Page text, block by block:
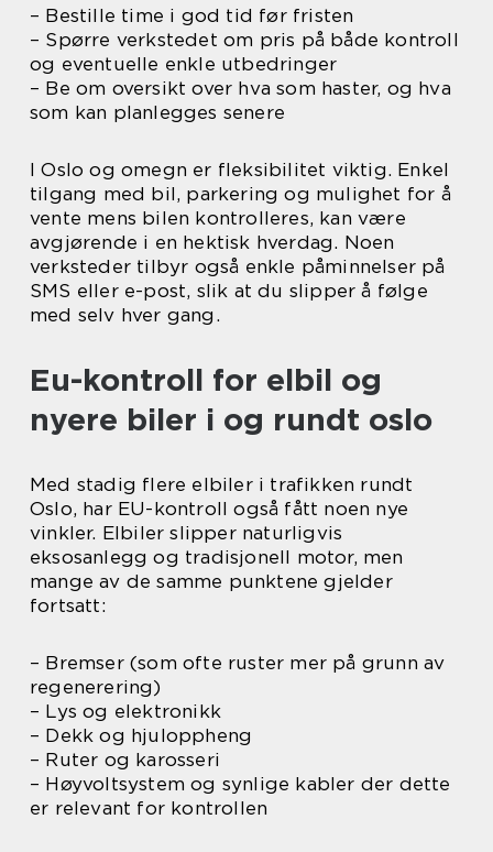
– Bestille time i god tid før fristen
– Spørre verkstedet om pris på både kontroll
og eventuelle enkle utbedringer
– Be om oversikt over hva som haster, og hva
som kan planlegges senere
I Oslo og omegn er fleksibilitet viktig. Enkel
tilgang med bil, parkering og mulighet for å
vente mens bilen kontrolleres, kan være
avgjørende i en hektisk hverdag. Noen
verksteder tilbyr også enkle påminnelser på
SMS eller e-post, slik at du slipper å følge
med selv hver gang.
Eu-kontroll for elbil og
nyere biler i og rundt oslo
Med stadig flere elbiler i trafikken rundt
Oslo, har EU-kontroll også fått noen nye
vinkler. Elbiler slipper naturligvis
eksosanlegg og tradisjonell motor, men
mange av de samme punktene gjelder
fortsatt:
– Bremser (som ofte ruster mer på grunn av
regenerering)
– Lys og elektronikk
– Dekk og hjuloppheng
– Ruter og karosseri
– Høyvoltsystem og synlige kabler der dette
er relevant for kontrollen